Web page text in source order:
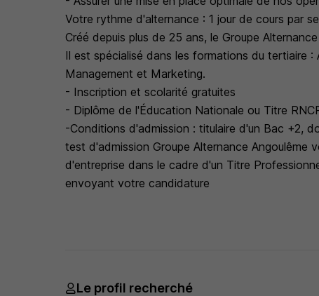
Votre rythme d'alternance : 1 jour de cours par
Créé depuis plus de 25 ans, le Groupe
Il est spécialisé dans les formations du tertiaire :
Management et Marketing.
- Inscription et scolarité gratuites
- Diplôme de l'Éducation Nationale ou Titre
-Conditions d'admission : titulaire d'un Bac +2,
test d'admission Groupe Alternance Angoulême
d'entreprise dans le cadre d'un Titre
envoyant votre candidature
Le profil recherché